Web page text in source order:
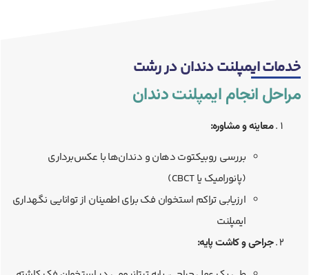
خدمات ایمپلنت دندان در رشت
مراحل انجام ایمپلنت دندان
معاینه و مشاوره:
بررسی روبیکتوت دهان و دندان‌ها با عکس‌برداری
(پانورامیک یا CBCT)
ارزیابی تراکم استخوان فک برای اطمینان از توانایی نگهداری
ایمپلنت
جراحی و کاشت پایه: